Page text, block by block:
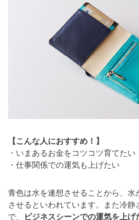
【こんな人におすすめ！】
・いまあるお金をコツコツ育てたい
・仕事関係での運気も上げたい
青色は水を連想させることから、水
させるといわれています。また冷
で、
ビジネスシーンでの運気を上